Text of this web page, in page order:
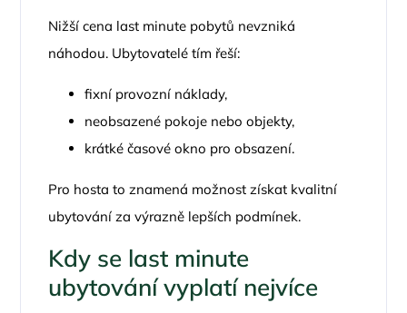
Nižší cena last minute pobytů nevzniká
náhodou. Ubytovatelé tím řeší:
fixní provozní náklady,
neobsazené pokoje nebo objekty,
krátké časové okno pro obsazení.
Pro hosta to znamená možnost získat kvalitní
ubytování za výrazně lepších podmínek.
Kdy se last minute
ubytování vyplatí nejvíce